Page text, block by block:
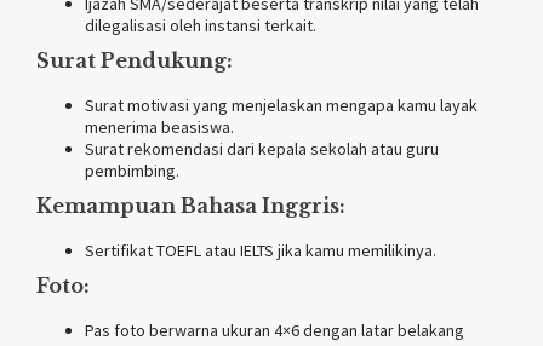
dilegalisasi oleh instansi terkait.
Surat Pendukung:
Surat motivasi yang menjelaskan mengapa kamu layak
menerima beasiswa.
Surat rekomendasi dari kepala sekolah atau guru
pembimbing.
Kemampuan Bahasa Inggris:
Sertifikat TOEFL atau IELTS jika kamu memilikinya.
Foto:
Pas foto berwarna ukuran 4×6 dengan latar belakang